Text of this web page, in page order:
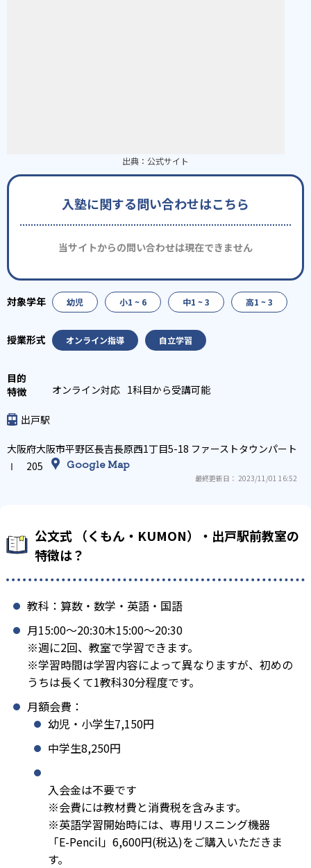
出典： 公式サイト
入塾に関する問い合わせはこちら
当サイトからの問い合わせは現在できません
幼児 小1 ~ 6 中1 ~ 3 高1 ~ 3
オンライン指導 自立学習
オンライン対応 1科目から受講可能
出戸駅
大阪府大阪市平野区長吉長原西1丁目5-18 ファーストタウンパート
Ⅰ 205
Google Map
最終更新日： 2023/11/01 16:52
公文式 （くもん・KUMON）・出戸駅前教室の
特徴は？
教科：算数・数学・英語・国語
月15:00〜20:30木15:00〜20:30
※週に2回、教室で学習できます。
※学習時間は学習内容によって異なりますが、初めの
うちは長くて1教科30分程度です。
月額会費：
幼児・小学生7,150円
中学生8,250円
入会金は不要です
※会費には教材費と消費税を含みます。
※英語学習開始時には、専用リスニング機器
「E-Pencil」6,600円(税込)をご購入いただきま
す。